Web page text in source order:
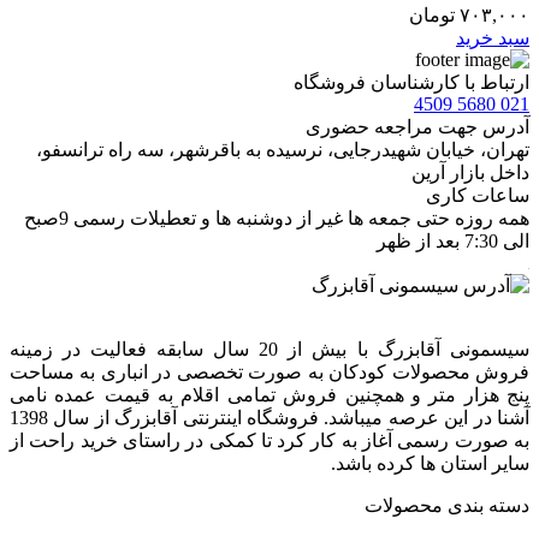
۷۰۳,۰۰۰ تومان
سبد خرید
ارتباط با کارشناسان فروشگاه
021 5680 4509
آدرس جهت مراجعه حضوری
تهران، خيابان شهيدرجايى، نرسیده به باقرشهر، سه راه ترانسفو،
داخل بازار آرین
ساعات کاری
همه روزه حتی جمعه ها غیر از دوشنبه ها و تعطیلات رسمی 9صبح
الی 7:30 بعد از ظهر
سیسمونی آقابزرگ با بیش از 20 سال سابقه فعالیت در زمینه
فروش محصولات کودکان به صورت تخصصی در انباری به مساحت
پنج هزار متر و همچنین فروش تمامی اقلام به قیمت عمده نامی
آشنا در این عرصه میباشد. فروشگاه اینترنتی آقابزرگ از سال 1398
به صورت رسمی آغاز به کار کرد تا کمکی در راستای خرید راحت از
سایر استان ها کرده باشد.
دسته بندی محصولات